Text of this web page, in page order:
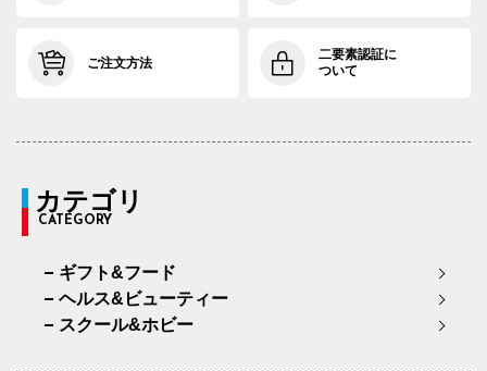
ご注文方法
二要素認証に
ついて
カテゴリ
CATEGORY
ギフト&フード
ヘルス&ビューティー
スクール&ホビー